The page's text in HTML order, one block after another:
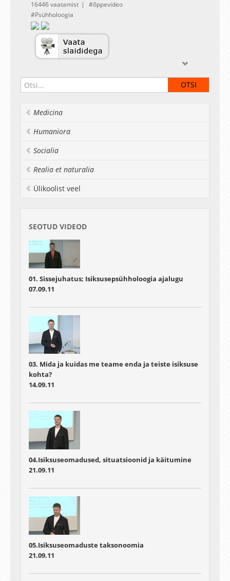
16446 vaatamist
õppevideo
Psühholoogia
Medicina
Humaniora
Socialia
Realia et naturalia
Ülikoolist veel
SEOTUD VIDEOD
01. Sissejuhatus; Isiksusepsühholoogia ajalugu
07.09.11
03. Mida ja kuidas me teame enda ja teiste isiksuse
kohta?
14.09.11
04.Isiksuseomadused, situatsioonid ja käitumine
21.09.11
05.Isiksuseomaduste taksonoomia
21.09.11